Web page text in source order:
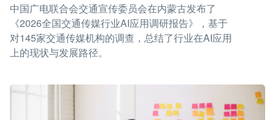
中国广电联合会交通宣传委员会在内蒙古发布了
《2026全国交通传媒行业AI应用调研报告》，基于
对145家交通传媒机构的调查，总结了行业在AI应用
上的现状与发展路径。